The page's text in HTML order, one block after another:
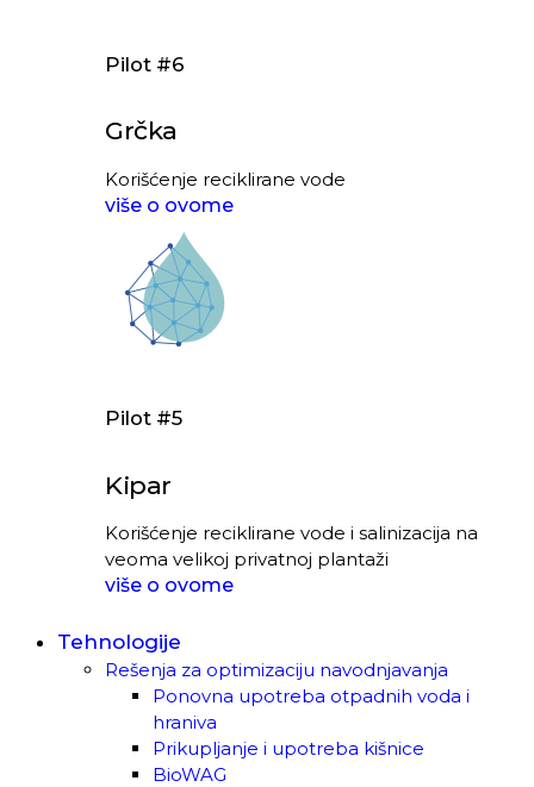
Pilot #6
Grčka
Korišćenje reciklirane vode
više o ovome
Pilot #5
Kipar
Korišćenje reciklirane vode i salinizacija na
veoma velikoj privatnoj plantaži
više o ovome
Tehnologije
Rešenja za optimizaciju navodnjavanja
Ponovna upotreba otpadnih voda i
hraniva
Prikupljanje i upotreba kišnice
BioWAG